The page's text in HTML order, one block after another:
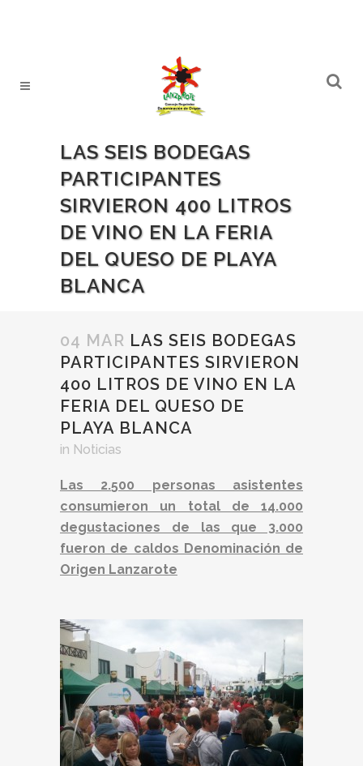
LAS SEIS BODEGAS
PARTICIPANTES
SIRVIERON 400 LITROS
DE VINO EN LA FERIA
DEL QUESO DE PLAYA
BLANCA
04 MAR LAS SEIS BODEGAS
PARTICIPANTES SIRVIERON
400 LITROS DE VINO EN LA
FERIA DEL QUESO DE
PLAYA BLANCA
in Noticias
Las 2.500 personas asistentes
consumieron un total de 14.000
degustaciones de las que 3.000
fueron de caldos Denominación de
Origen Lanzarote